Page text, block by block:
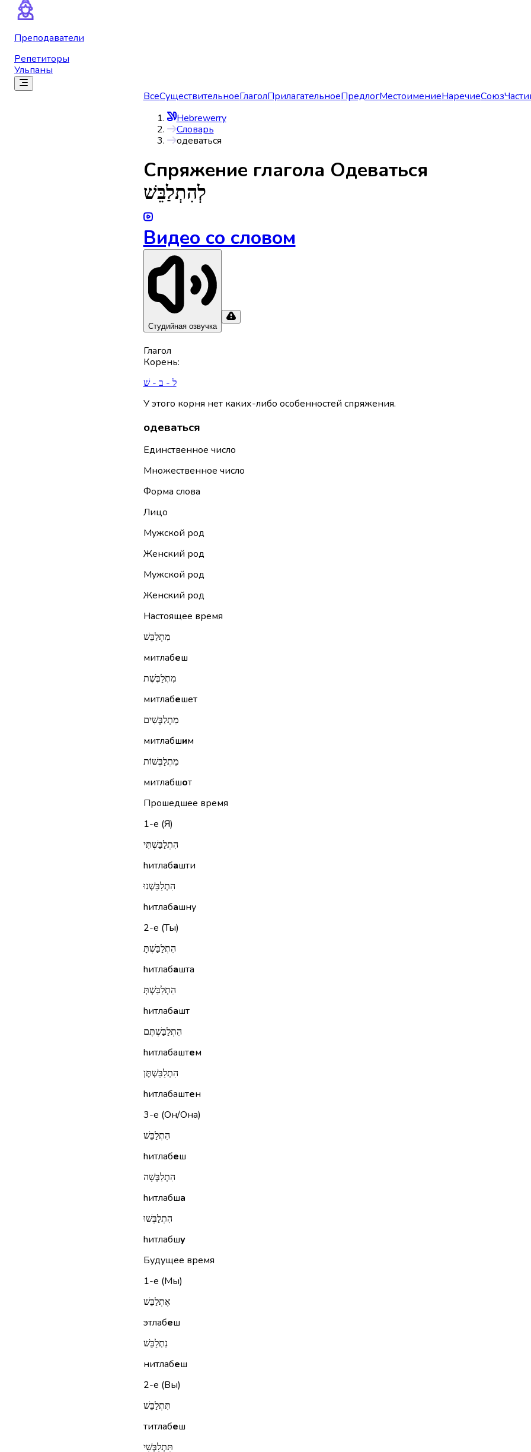
Преподаватели
Репетиторы
Ульпаны
ВсеСуществительноеГлаголПрилагательноеПредлогМестоимениеНаречиеСоюз
Hebrewerry
Словарь
одеваться
Спряжениe глагола Одеваться
לְהִתְלַבֵּשׁ
Видео со словом
Студийная озвучка
Глагол
Корень:
ל - ב - שׁ
У этого корня нет каких-либо особенностей спряжения.
одеваться
Единственное число
Множественное число
Форма слова
Лицо
Мужской род
Женский род
Мужской род
Женский род
Настоящее время
מִתְלַבֵּשׁ
митлабеш
מִתְלַבֶּשֶׁת
митлабешет
מִתְלַבְּשִׁים
митлабшим
מִתְלַבְּשׁוֹת
митлабшот
Прошедшее время
1-е (Я)
הִתְלַבַּשְׁתִּי
hитлабашти
הִתְלַבַּשְׁנוּ
hитлабашну
2-е (Ты)
הִתְלַבַּשְׁתָּ
hитлабашта
הִתְלַבַּשְׁתְּ
hитлабашт
הִתְלַבַּשְׁתֶּם
hитлабаштем
הִתְלַבַּשְׁתֶּן
hитлабаштен
3-е (Он/Она)
הִתְלַבֵּשׁ
hитлабеш
הִתְלַבְּשָׁה
hитлабша
הִתְלַבְּשׁוּ
hитлабшу
Будущее время
1-е (Мы)
אֶתְלַבֵּשׁ
этлабеш
נִתְלַבֵּשׁ
нитлабеш
2-е (Вы)
תִּתְלַבֵּשׁ
титлабеш
תִּתְלַבְּשִׁי